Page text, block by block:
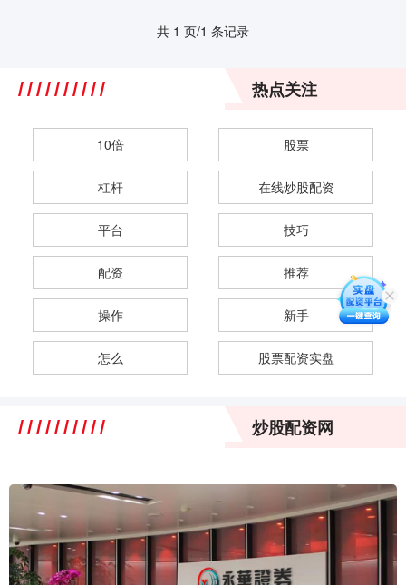
共 1 页/1 条记录
热点关注
10倍 股票
杠杆 在线炒股配资
平台 技巧
配资 推荐
操作 新手
怎么 股票配资实盘
炒股配资网